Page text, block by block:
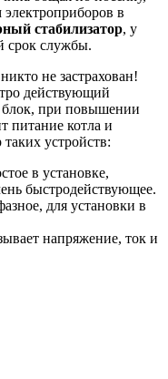
в
стабилизатор, у
срок службы.
не застрахован!
действующий
блок, при повышении
питание котла и
устройств:
в установке,
быстродействующее.
для установки в
напряжение, ток и